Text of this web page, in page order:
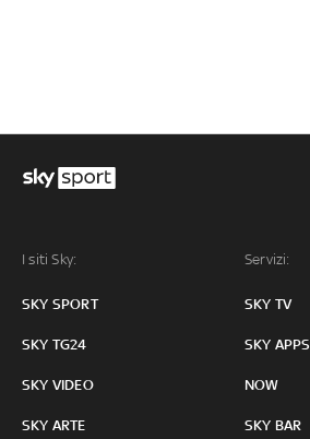
I siti Sky:
SKY SPORT
SKY TG24
SKY VIDEO
SKY ARTE
Servizi:
SKY TV
SKY APPS
NOW
SKY BAR